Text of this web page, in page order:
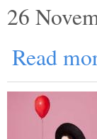
26
Read